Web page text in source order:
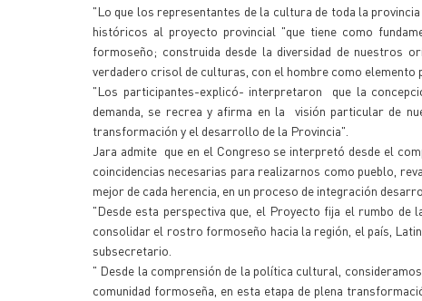
"Lo que los representantes de la cultura de toda la
históricos al proyecto provincial "que tiene como
formoseño; construida desde la diversidad de nuestros
verdadero crisol de culturas, con el hombre como elemento
"Los participantes-explicó- interpretaron que la
demanda, se recrea y afirma en la visión particular de
transformación y el desarrollo de la Provincia".
Jara admite que en el Congreso se interpretó desde el
coincidencias necesarias para realizarnos como pueblo,
mejor de cada herencia, en un proceso de integración
"Desde esta perspectiva que, el Proyecto fija el rumbo de
consolidar el rostro formoseño hacia la región, el país,
subsecretario.
" Desde la comprensión de la política cultural,
comunidad formoseña, en esta etapa de plena